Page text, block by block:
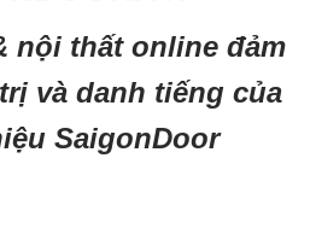
nội thất online đảm
và danh tiếng của
SaigonDoor